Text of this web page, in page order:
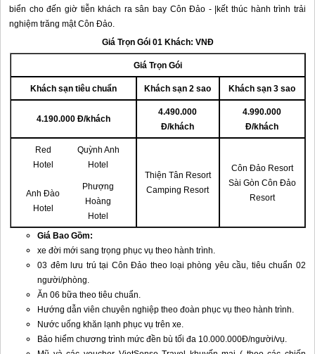
biển cho đến giờ tiễn khách ra sân bay Côn Đảo - |kết thúc hành trình trải
nghiệm trăng mậtCôn Đảo.
Giá Trọn Gói 01 Khách: VNĐ
Giá Trọn Gói
Khách sạn tiêu chuẩn Khách sạn 2 sao Khách sạn 3 sao
4.190.000 Đ/khách
4.490.000
Đ/khách
4.990.000
Đ/khách
Red
Hotel
Quỳnh Anh
Hotel
Anh Đào
Hotel
Phượng
Hoàng
Hotel
Thiện Tân Resort
Camping Resort
Côn ĐảoResort
Sài Gòn Côn Đảo
Resort
Giá Bao Gồm:
xe đời mới sang trọng phục vụ theo hành trình.
03 đêm lưu trú tại Côn Đảo theo loại phòng yêu cầu, tiêu chuẩn 02
người/phòng.
Ăn 06 bữa theo tiêu chuẩn.
Hướng dẫn viên chuyên nghiệp theo đoàn phục vụ theo hành trình.
Nước uống khăn lạnh phục vụ trên xe.
Bảo hiểm chương trình mức đền bù tối đa 10.000.000Đ/người/vụ.